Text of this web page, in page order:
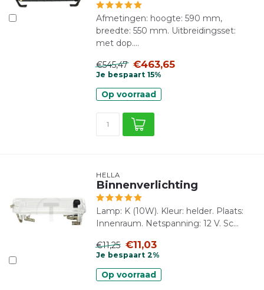
Afmetingen: hoogte: 590 mm,
breedte: 550 mm. Uitbreidingsset:
met dop....
€545,47 €463,65
Je bespaart 15%
Op voorraad
HELLA
Binnenverlichting
Lamp: K (10W). Kleur: helder. Plaats:
Innenraum. Netspanning: 12 V. Sc...
€11,25 €11,03
Je bespaart 2%
Op voorraad